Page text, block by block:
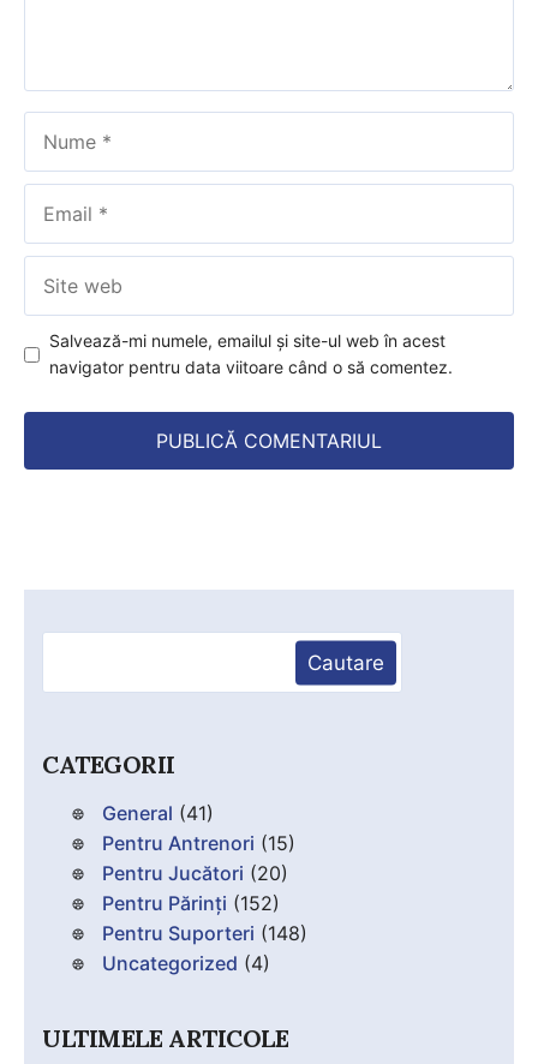
web
Salvează-mi numele, emailul și site-ul web în acest
navigator pentru data viitoare când o să comentez.
Cautare
CATEGORII
General (41)
Pentru Antrenori (15)
Pentru Jucători (20)
Pentru Părinți (152)
Pentru Suporteri (148)
Uncategorized (4)
ULTIMELE ARTICOLE